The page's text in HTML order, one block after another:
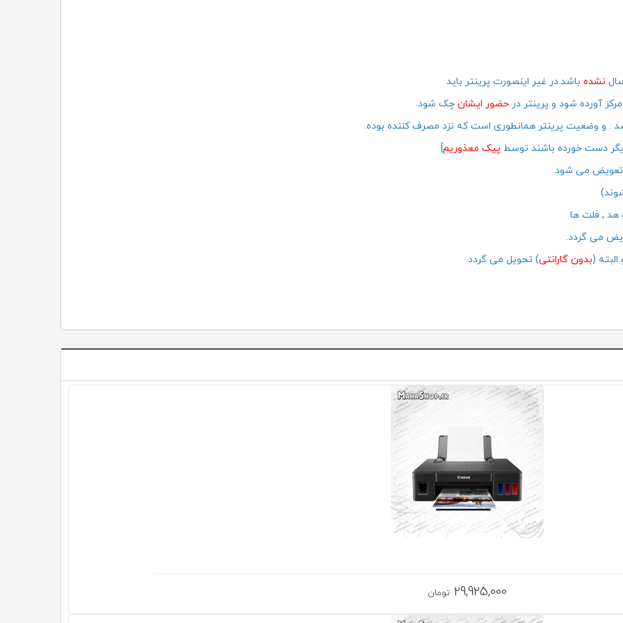
نشده باشد.در غیر اینصورت پرینتر باید
آورده شود و پرینتر در حضور ایشان چک شود.
. و وضعیت پرینتر همانطوری است که نزد مصرف کننده بوده.
دست خورده باشند توسط پیک معذوریم]
تعویض می شود.
می گردد.
بدون گارانتی) تحویل می گردد.
29,925,000 تومان